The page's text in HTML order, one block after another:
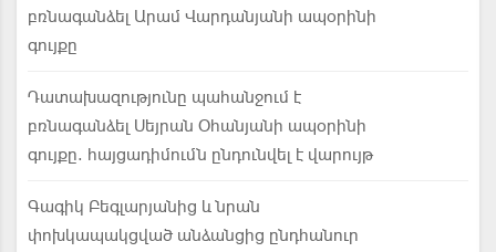
բռնագանձել Արամ Վարդանյանի ապօրինի
գույքը
Դատախազությունը պահանջում է
բռնագանձել Սեյրան Օհանյանի ապօրինի
գույքը. հայցադիմումն ընդունվել է վարույթ
Գագիկ Բեգլարյանից և նրան
փոխկապակցված անձանցից ընդհանուր